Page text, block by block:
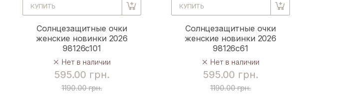
КУПИТЬ
Солнцезащитные очки
женские новинки 2026
98126c101
Нет в наличии
595.00 грн.
1190.00 грн.
КУПИТЬ
Солнцезащитные очки
женские новинки 2026
98126c61
Нет в наличии
595.00 грн.
1190.00 грн.